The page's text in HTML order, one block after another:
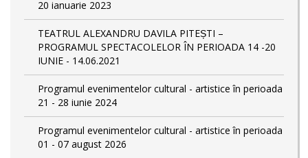
20 ianuarie 2023
TEATRUL ALEXANDRU DAVILA PITEȘTI –
PROGRAMUL SPECTACOLELOR ÎN PERIOADA 14 -20
IUNIE - 14.06.2021
Programul evenimentelor cultural - artistice în perioada
21 - 28 iunie 2024
Programul evenimentelor cultural - artistice în perioada
01 - 07 august 2026